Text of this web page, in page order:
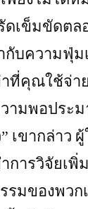
ดเข็มขัดตล
บความฟุ่ม
ที่คุณใช้จ่า
ามพอประ
เขากล่าว
ารวิจัยเพิ่
มของพวก